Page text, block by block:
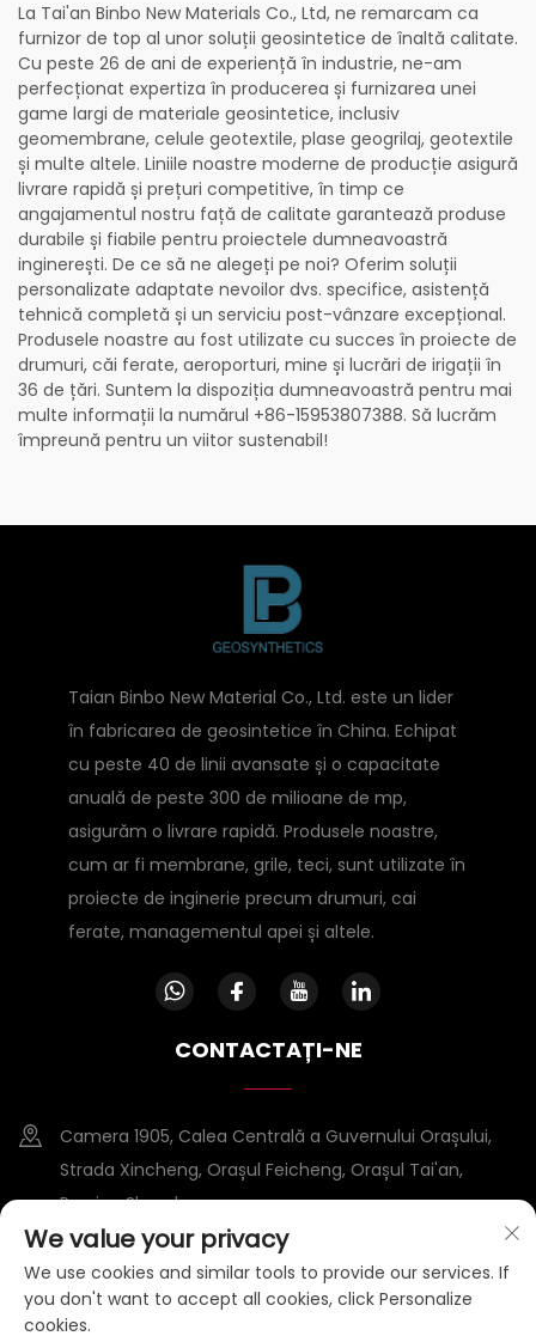
La Tai'an Binbo New Materials Co., Ltd, ne remarcam ca
furnizor de top al unor soluții geosintetice de înaltă calitate.
Cu peste 26 de ani de experiență în industrie, ne-am
perfecționat expertiza în producerea și furnizarea unei
game largi de materiale geosintetice, inclusiv
geomembrane, celule geotextile, plase geogrilaj, geotextile
și multe altele. Liniile noastre moderne de producție asigură
livrare rapidă și prețuri competitive, în timp ce
angajamentul nostru față de calitate garantează produse
durabile și fiabile pentru proiectele dumneavoastră
inginerești. De ce să ne alegeți pe noi? Oferim soluții
personalizate adaptate nevoilor dvs. specifice, asistență
tehnică completă și un serviciu post-vânzare excepțional.
Produsele noastre au fost utilizate cu succes în proiecte de
drumuri, căi ferate, aeroporturi, mine și lucrări de irigații în
36 de țări. Suntem la dispoziția dumneavoastră pentru mai
multe informații la numărul +86-15953807388. Să lucrăm
împreună pentru un viitor sustenabil!
Taian Binbo New Material Co., Ltd. este un lider
în fabricarea de geosintetice în China. Echipat
cu peste 40 de linii avansate și o capacitate
anuală de peste 300 de milioane de mp,
asigurăm o livrare rapidă. Produsele noastre,
cum ar fi membrane, grile, teci, sunt utilizate în
proiecte de inginerie precum drumuri, cai
ferate, managementul apei și altele.
CONTACTAȚI-NE
Camera 1905, Calea Centrală a Guvernului Orașului,
Strada Xincheng, Orașul Feicheng, Orașul Tai'an,
Provina Shandong
+86-15953807388
[email protected]
We value your privacy
We use cookies and similar tools to provide our services. If
you don't want to accept all cookies, click Personalize
cookies.